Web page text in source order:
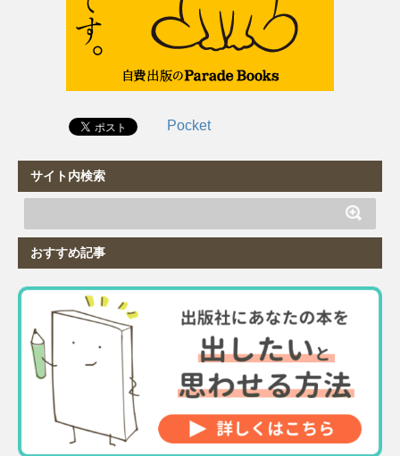
Pocket
サイト内検索
おすすめ記事